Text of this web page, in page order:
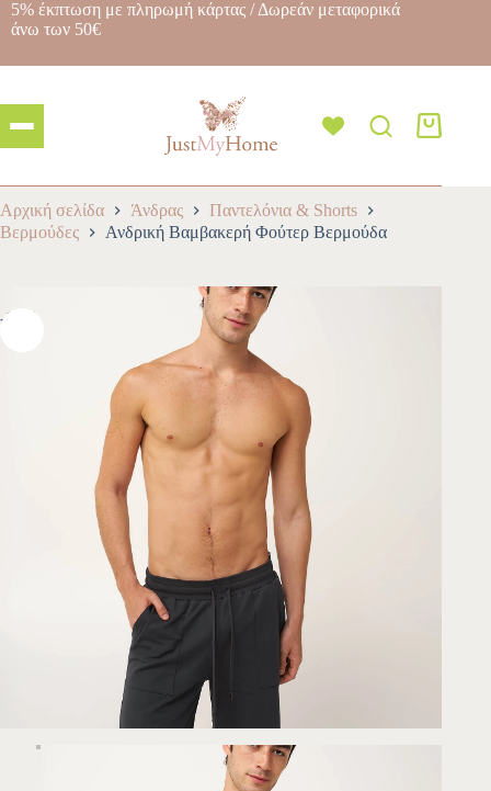
5% έκπτωση με πληρωμή κάρτας / Δωρεάν μεταφορικά
άνω των 50€
Αρχική σελίδα Άνδρας
Παντελόνια & Shorts
Βερμούδες
Ανδρική Βαμβακερή Φούτερ Βερμούδα
-10%